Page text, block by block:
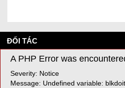
ĐỐI TÁC
A PHP Error was
Severity: Notice
Message: Undefined variable: